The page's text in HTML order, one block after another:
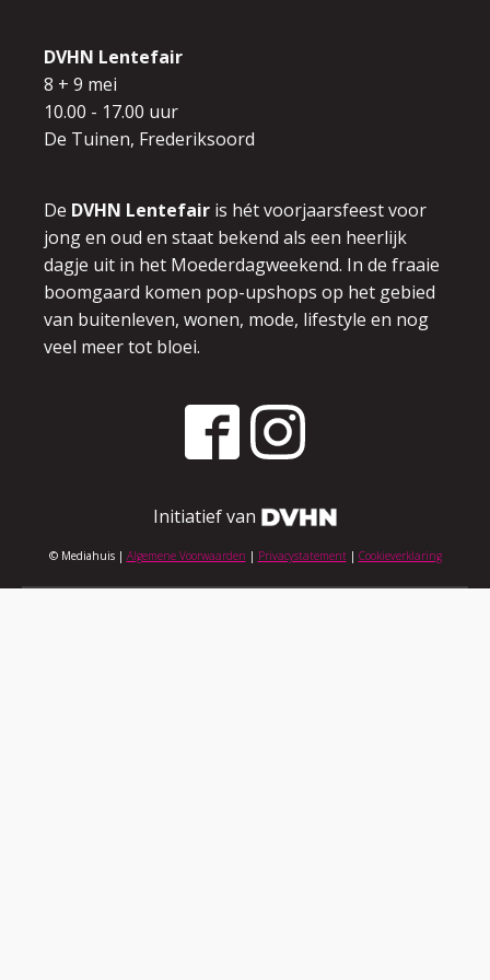
DVHN Lentefair
8 + 9 mei
10.00 - 17.00 uur
De Tuinen, Frederiksoord
De DVHN Lentefair is hét voorjaarsfeest voor
jong en oud en staat bekend als een heerlijk
dagje uit in het Moederdagweekend. In de fraaie
boomgaard komen pop-upshops op het gebied
van buitenleven, wonen, mode, lifestyle en nog
veel meer tot bloei.
Initiatief van
© Mediahuis | Algemene Voorwaarden | Privacystatement| Cookieverklaring